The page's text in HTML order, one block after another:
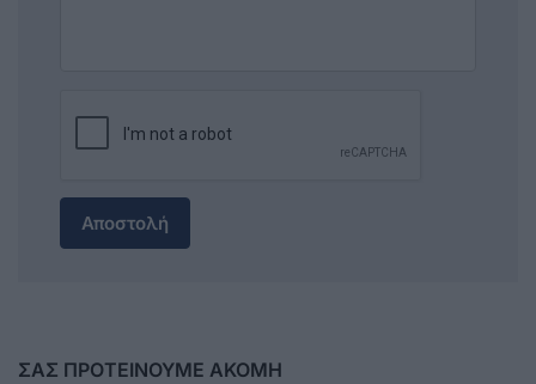
Αποστολή
ΣΑΣ ΠΡΟΤΕΙΝΟΥΜΕ ΑΚΟΜΗ